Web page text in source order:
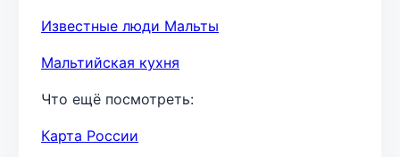
Известные люди Мальты
Мальтийская кухня
Что ещё посмотреть:
Карта России